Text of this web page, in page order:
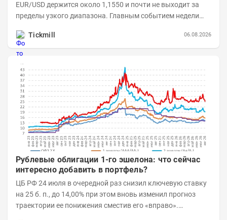
EUR/USD держится около 1,1550 и почти не выходит за
пределы узкого диапазона. Главным событием недели
Tickmill
06.08.2026
Рублевые облигации 1-го эшелона: что сейчас
интересно добавить в портфель?
ЦБ РФ 24 июля в очередной раз снизил ключевую ставку
на 25 б. п., до 14,00% при этом вновь изменил прогноз
траектории ее понижения сместив его «вправо».